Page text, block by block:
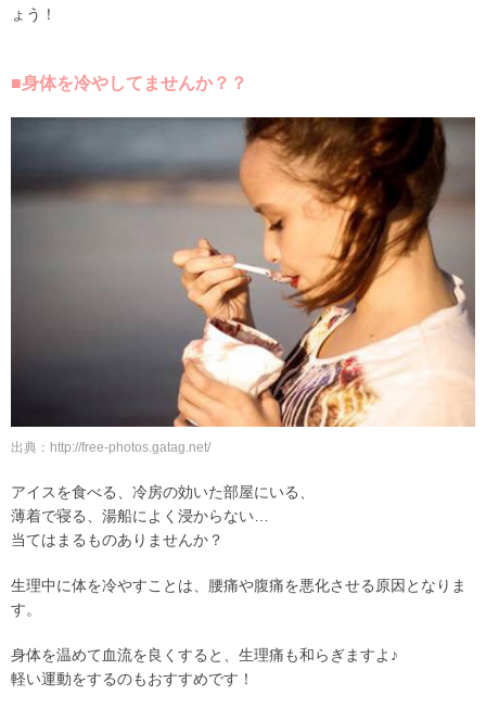
ょう！
■身体を冷やしてませんか？？
出典：http://free-photos.gatag.net/
アイスを食べる、冷房の効いた部屋にいる、
薄着で寝る、湯船によく浸からない…
当てはまるものありませんか？
生理中に体を冷やすことは、腰痛や腹痛を悪化させる原因となりま
す。
身体を温めて血流を良くすると、生理痛も和らぎますよ♪
軽い運動をするのもおすすめです！